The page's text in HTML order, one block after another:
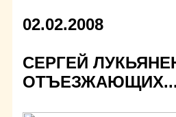
02.02.2008
СЕРГЕЙ
ОТЪЕЗЖАЮЩИХ...